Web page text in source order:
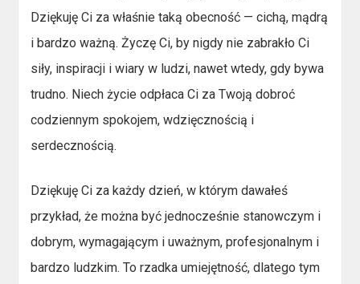
Dziękuję Ci za właśnie taką obecność — cichą, mądrą
i bardzo ważną. Życzę Ci, by nigdy nie zabrakło Ci
siły, inspiracji i wiary w ludzi, nawet wtedy, gdy bywa
trudno. Niech życie odpłaca Ci za Twoją dobroć
codziennym spokojem, wdzięcznością i
serdecznością.
Dziękuję Ci za każdy dzień, w którym dawałeś
przykład, że można być jednocześnie stanowczym i
dobrym, wymagającym i uważnym, profesjonalnym i
bardzo ludzkim. To rzadka umiejętność, dlatego tym